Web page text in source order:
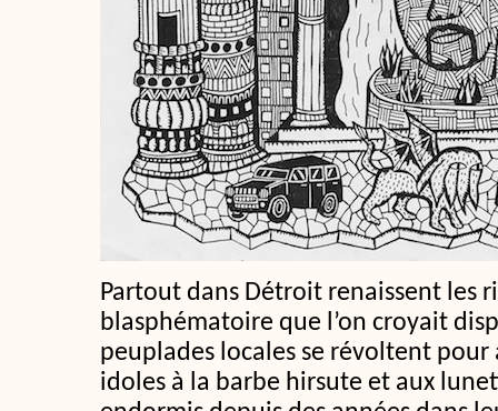
Partout dans Détroit renaissent les
blasphématoire que l’on croyait
peuplades locales se révoltent pour
idoles à la barbe hirsute et aux